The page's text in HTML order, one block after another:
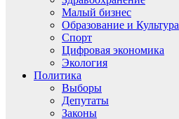
Малый бизнес
Образование и Культура
Спорт
Цифровая экономика
Экология
Политика
Выборы
Депутаты
Законы